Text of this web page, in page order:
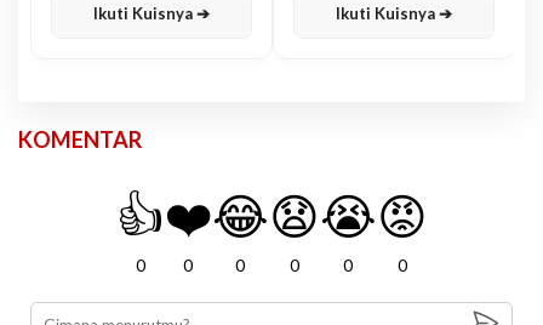
Ikuti Kuisnya ➔ Ikuti Kuisnya ➔
KOMENTAR
👍
0
❤️
0
😂
0
😧
0
😭
0
😡
0